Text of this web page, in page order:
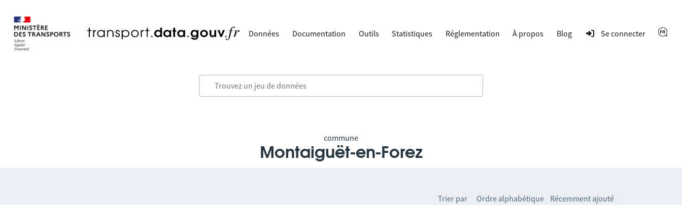
Données Documentation Outils Statistiques Réglementation À propos Blog Se connecter
commune
Montaiguët-en-Forez
Trier par Ordre alphabétique Récemment ajouté